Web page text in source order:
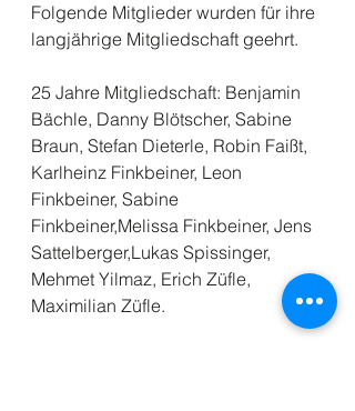
Folgende Mitglieder wurden für ihre
langjährige Mitgliedschaft geehrt.
25 Jahre Mitgliedschaft: Benjamin
Bächle, Danny Blötscher, Sabine
Braun, Stefan Dieterle, Robin Faißt,
Karlheinz Finkbeiner, Leon
Finkbeiner, Sabine
Finkbeiner,Melissa Finkbeiner, Jens
Sattelberger,Lukas Spissinger,
Mehmet Yilmaz, Erich Züfle,
Maximilian Züfle.